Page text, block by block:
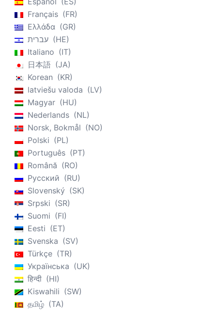
Français
FR
Ελλάδα
GR
עברית
HE
Italiano
IT
日本語
JA
Korean
KR
latviešu valoda
LV
Magyar
HU
Nederlands
NL
Norsk, Bokmål
NO
Polski
PL
Português
PT
Română
RO
Русский
RU
Slovenský
SK
Srpski
SR
Suomi
FI
Eesti
ET
Svenska
SV
Türkçe
TR
Українська
UK
हिन्दी
HI
Kiswahili
SW
தமிழ்
TA